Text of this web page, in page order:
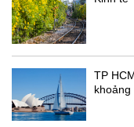
TP
khoảng